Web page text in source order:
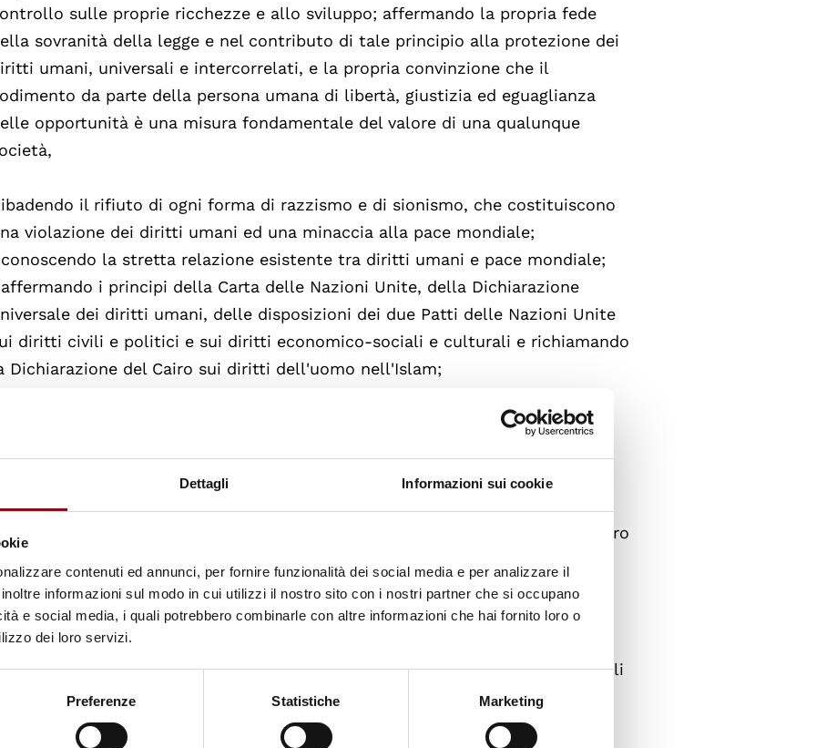
Dettagli Informazioni sui cookie
contenuti ed annunci, per fornire funzionalità dei social media e per analizzare il
informazioni sul modo in cui utilizzi il nostro sito con i nostri partner che si occupano
e social media, i quali potrebbero combinarle con altre informazioni che hai fornito loro o
dei loro servizi.
Preferenze Statistiche Marketing
sulle proprie ricchezze e allo sviluppo; affermando la propria fede
sovranità della legge e nel contributo di tale principio alla protezione dei
umani, universali e intercorrelati, e la propria convinzione che il
da parte della persona umana di libertà, giustizia ed eguaglianza
opportunità è una misura fondamentale del valore di una qualunque
il rifiuto di ogni forma di razzismo e di sionismo, che costituiscono
violazione dei diritti umani ed una minaccia alla pace mondiale;
la stretta relazione esistente tra diritti umani e pace mondiale;
i principi della Carta delle Nazioni Unite, della Dichiarazione
dei diritti umani, delle disposizioni dei due Patti delle Nazioni Unite
diritti civili e politici e sui diritti economico-sociali e culturali e richiamando
Dichiarazione del Cairo sui diritti dell'uomo nell'Islam;
La presente Carta, nel rispetto dell'identità nazionale degli Stati arabi e del loro
finalità:
Collocare i diritti umani al centro degli impegni nazionali degli Stati arabi,
elevati e fondamentali ideali che informano la volontà dell'individuo negli
Stati arabi e che lo mettono in condizione di migliorare la propria vita in
conformità con nobili valori umani.